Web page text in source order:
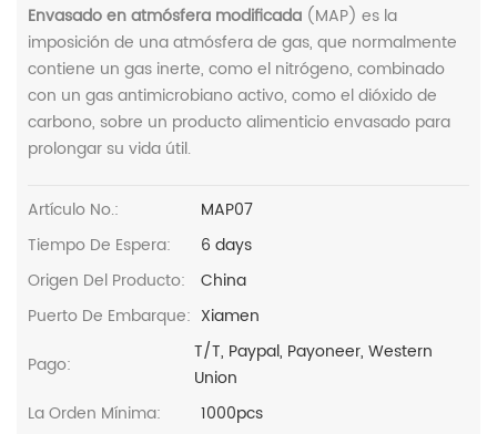
Envasado en atmósfera modificada (MAP) es la
imposición de una atmósfera de gas, que normalmente
contiene un gas inerte, como el nitrógeno, combinado
con un gas antimicrobiano activo, como el dióxido de
carbono, sobre un producto alimenticio envasado para
prolongar su vida útil.
Artículo No.:
MAP07
Tiempo De Espera:
6 days
Origen Del Producto:
China
Puerto De Embarque: Xiamen
Pago:
T/T, Paypal, Payoneer, Western
Union
La Orden Mínima:
1000pcs